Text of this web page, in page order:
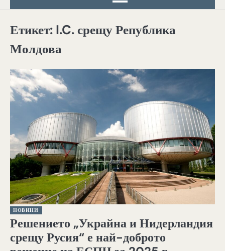
Етикет: I.C. срещу Република
Молдова
НОВИНИ
Решението „Украйна и Нидерландия
срещу Русия“ е най-доброто